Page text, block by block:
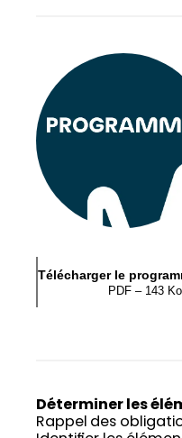
Télécharger le
PDF – 143 Ko
Déterminer les
Rappel des